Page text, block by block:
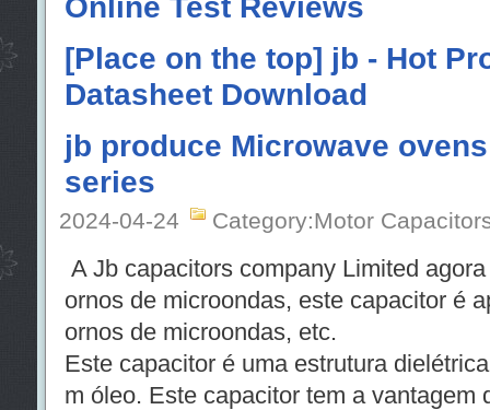
[Place on the top] jb - Hot
Datasheet Download
jb produce Microwave
series
2024-04-24 Category:Motor
A Jb capacitors company Limited
ornos de microondas, este capacitor é
ornos de microondas, etc.
Este capacitor é uma estrutura
m óleo. Este capacitor tem a vantagem